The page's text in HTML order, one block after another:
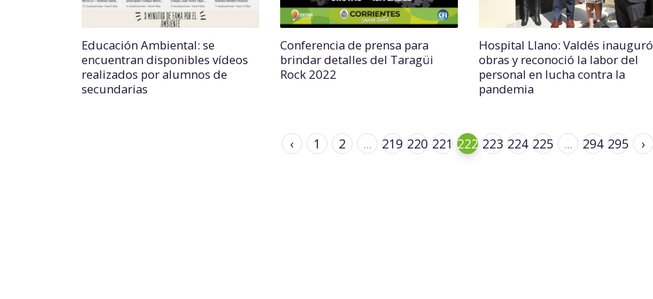
Educación Ambiental: se
encuentran disponibles vídeos
realizados por alumnos de
secundarias
Conferencia de prensa para
brindar detalles del Taragüi
Rock 2022
Hospital Llano: Valdés inauguró
obras y reconoció la labor del
personal en lucha contra la
pandemia
‹ 1 2 ... 219 220 221 222 223 224 225 ... 294 295 ›